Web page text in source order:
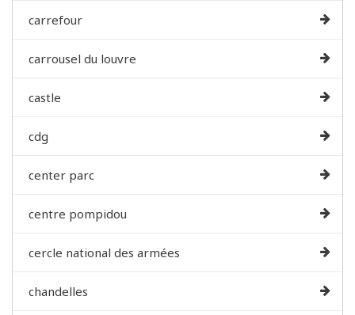
carrefour
carrousel du louvre
castle
cdg
center parc
centre pompidou
cercle national des armées
chandelles